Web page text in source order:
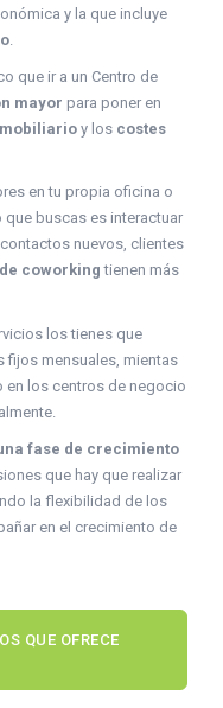
y la que incluye
.
que ir a un Centro de
mayor para poner en
y los costes
en tu propia oficina o
buscas es interactuar
nuevos, clientes
coworking tienen más
los tienes que
fijos mensuales, mientas
en los centros de negocio
fase de crecimiento
que hay que realizar
la flexibilidad de los
en el crecimiento de
QUE OFRECE